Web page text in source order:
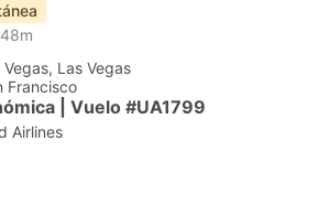
Las Vegas
Francisco
| Vuelo #UA1799
Airlines